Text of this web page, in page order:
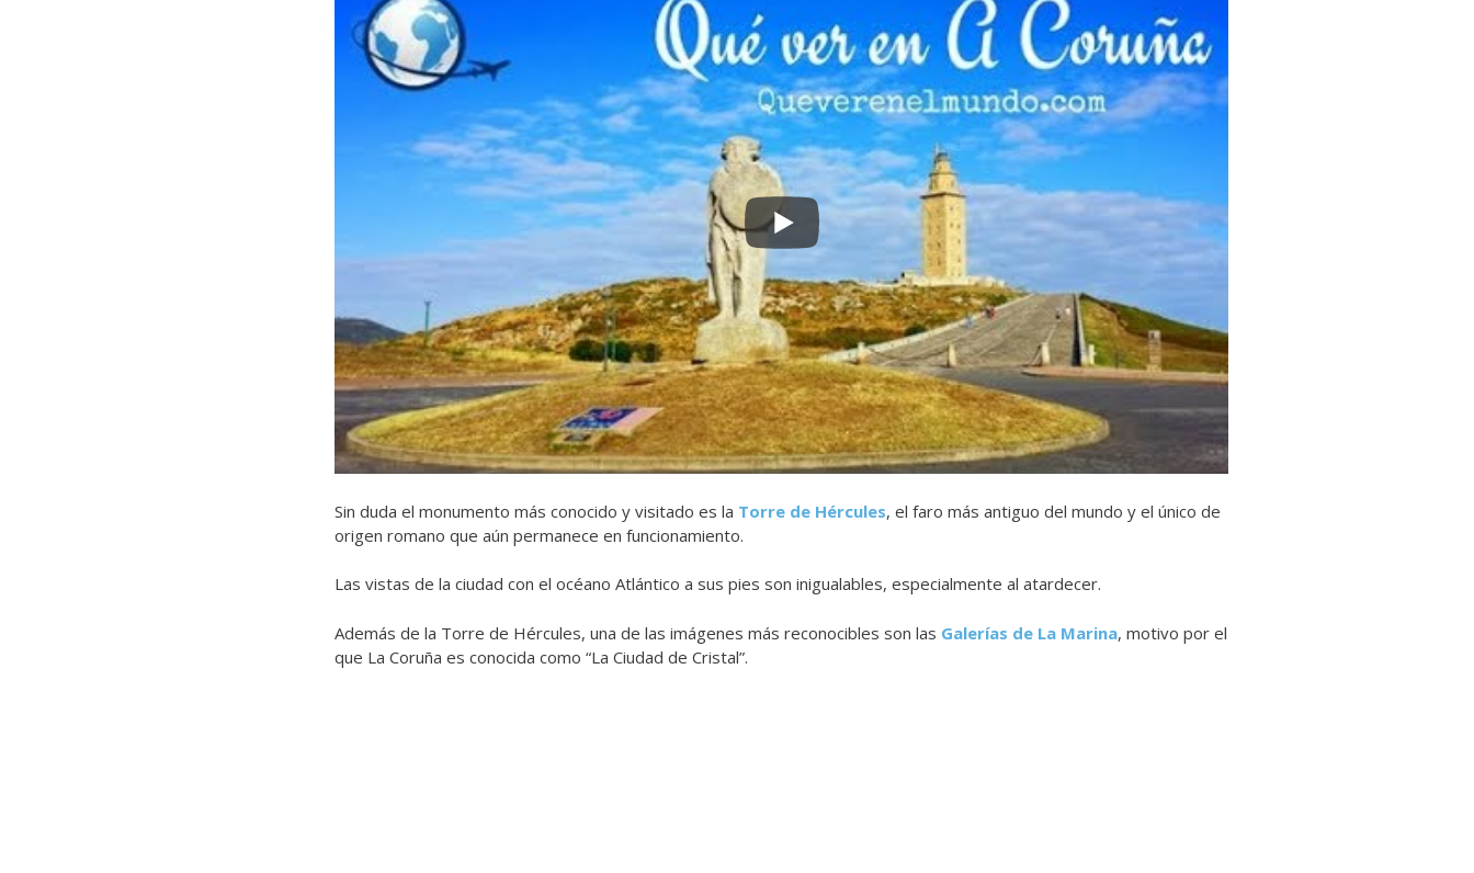
Sin duda el monumento más conocido y visitado es la Torre de Hércules, el faro más antiguo del mundo y el único de
origen romano que aún permanece en funcionamiento.
Las vistas de la ciudad con el océano Atlántico a sus pies son inigualables, especialmente al atardecer.
Además de la Torre de Hércules, una de las imágenes más reconocibles son las Galerías de La Marina, motivo por el
que La Coruña es conocida como “La Ciudad de Cristal”.